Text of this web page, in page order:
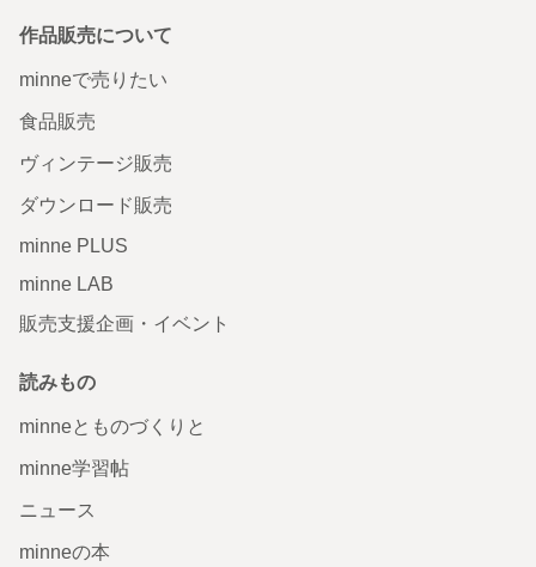
作品販売について
minneで売りたい
食品販売
ヴィンテージ販売
ダウンロード販売
minne PLUS
minne LAB
販売支援企画・イベント
読みもの
minneとものづくりと
minne学習帖
ニュース
minneの本